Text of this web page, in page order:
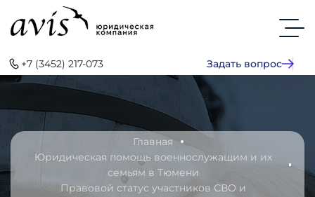
+7 (3452) 217-073 Задать вопрос
Главная
Юридическая помощь военнослужащим и их
семьям в Тюмени
Правовой статус участников СВО и